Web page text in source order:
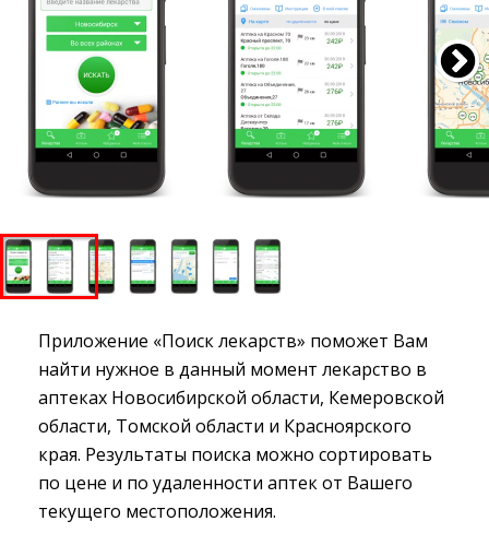
Приложение «Поиск лекарств» поможет Вам
найти нужное в данный момент лекарство в
аптеках Новосибирской области, Кемеровской
области, Томской области и Красноярского
края. Результаты поиска можно сортировать
по цене и по удаленности аптек от Вашего
текущего местоположения.